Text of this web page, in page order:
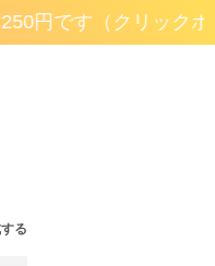
円です（クリックポ
る